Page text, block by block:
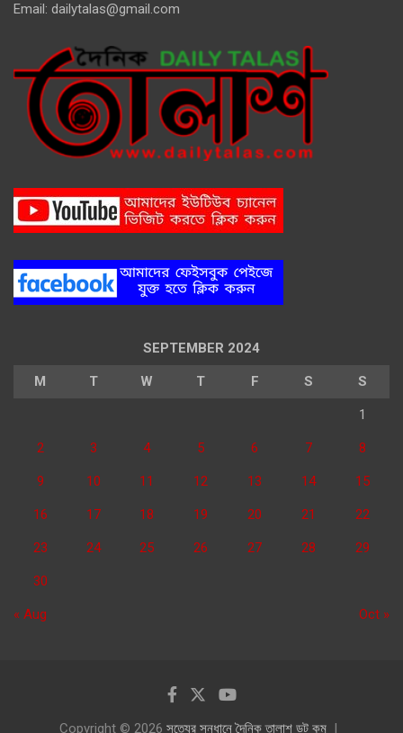
Email: dailytalas@gmail.com
SEPTEMBER 2024
M T W T F S S
1
2 3 4 5 6 7 8
9 10 11 12 13 14 15
16 17 18 19 20 21 22
23 24 25 26 27 28 29
30
« Aug Oct »
Copyright © 2026 সত্যের সন্ধানে দৈনিক তালাশ ডট কম